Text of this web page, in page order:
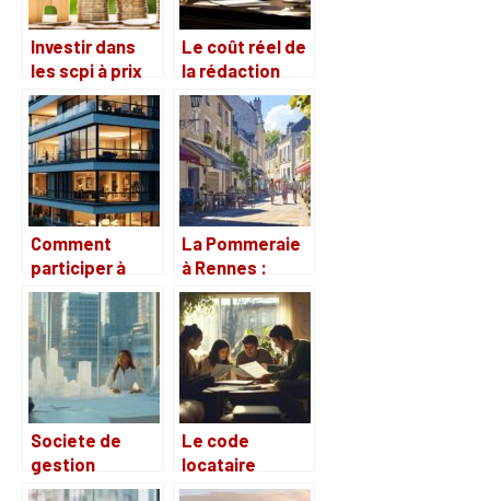
Investir dans
les scpi à prix
réduit : Pour
une entrée sur
le marché
immobilier
Le coût réel de
la rédaction
d’un compromis
de vente : Votre
notaire vous
explique tout
Comment
participer à
votre première
assemblée
générale après
un achat
immobilier ?
La Pommeraie
à Rennes :
récits croisés
entre nouveaux
arrivants et
résidents
historiques
Societe de
gestion
immobiliere : 5
Le code
locataire
CROUS explique